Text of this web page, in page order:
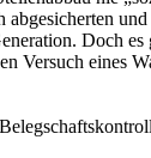
Doch es
Versuch eines